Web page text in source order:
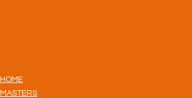
HOME
MASTERS